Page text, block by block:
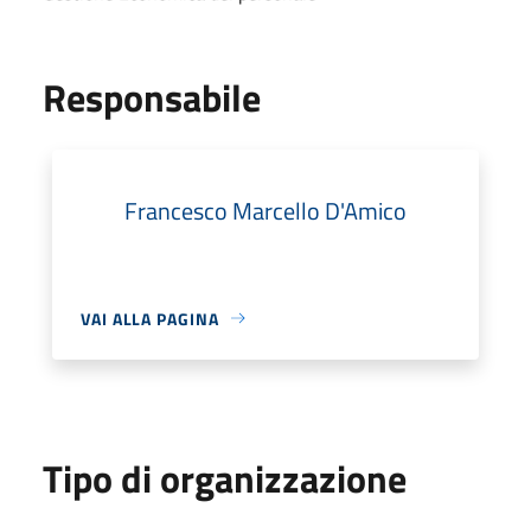
Responsabile
Francesco Marcello D'Amico
VAI ALLA PAGINA
Tipo di organizzazione